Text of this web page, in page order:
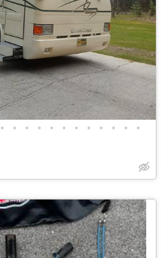
• • • • • • • • • • • •